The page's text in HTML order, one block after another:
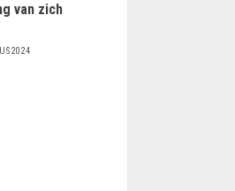
van zich
2024